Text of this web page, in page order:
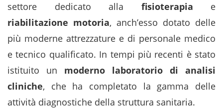
settore dedicato alla fisioterapia e
riabilitazione motoria, anch’esso dotato delle
più moderne attrezzature e di personale medico
e tecnico qualificato. In tempi più recenti è stato
istituito un moderno laboratorio di analisi
cliniche, che ha completato la gamma delle
attività diagnostiche della struttura sanitaria.